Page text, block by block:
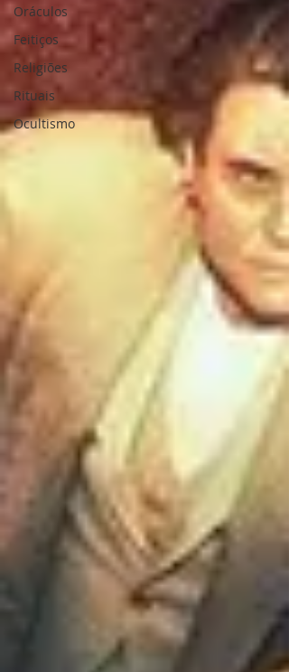
Oráculos
Feitiços
Religiões
Rituais
Ocultismo